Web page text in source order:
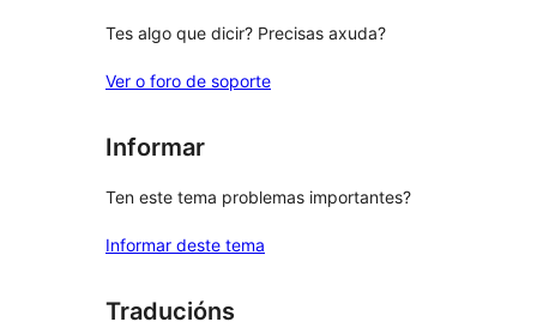
Tes algo que dicir? Precisas axuda?
Ver o foro de soporte
Informar
Ten este tema problemas importantes?
Informar deste tema
Traducións